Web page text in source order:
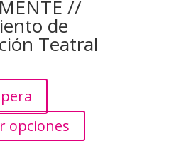
//
de
Teatral
opciones